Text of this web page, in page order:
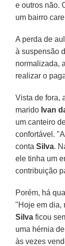
e outros não.
um bairro
A perda de
à suspensão
normalizada,
realizar o
Vista de fora,
marido Ivan
um canteiro
confortável.
contaSilva.
ele tinha um
contribuição
Porém, há
"Hoje em dia,
Silva ficou
uma hérnia
às vezes